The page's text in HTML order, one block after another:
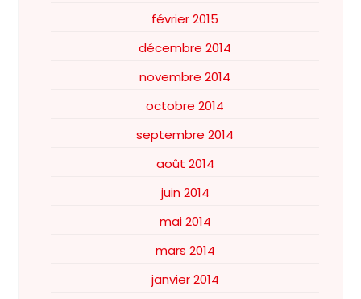
février 2015
décembre 2014
novembre 2014
octobre 2014
septembre 2014
août 2014
juin 2014
mai 2014
mars 2014
janvier 2014